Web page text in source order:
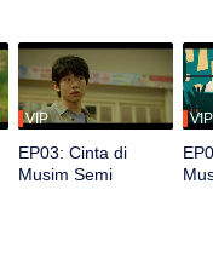
merangkul
VIP
EP03: Cinta di
Musim Semi
VIP